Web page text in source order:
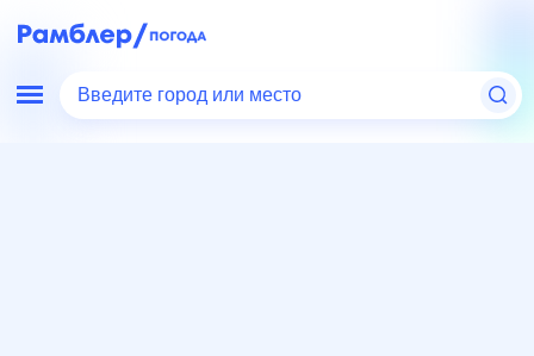
Введите город или место